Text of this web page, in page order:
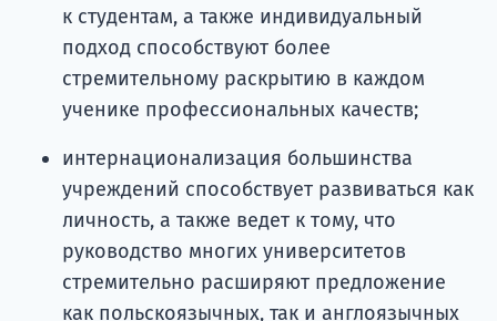
к студентам, а также индивидуальный
подход способствуют более
стремительному раскрытию в каждом
ученике профессиональных качеств;
интернационализация большинства
учреждений способствует развиваться как
личность, а также ведет к тому, что
руководство многих университетов
стремительно расширяют предложение
как польскоязычных, так и англоязычных